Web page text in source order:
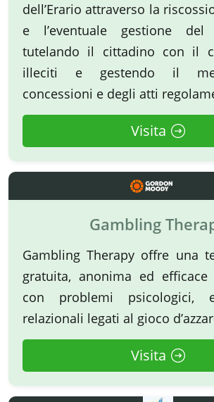
dell’Erario attraverso la
e l’eventuale gestione del
tutelando il cittadino con il
illeciti e gestendo il
concessioni e degli atti
Visita
Gambling
Gambling Therapy offre una
gratuita, anonima ed
con problemi psicologici,
relazionali legati al gioco
Visita